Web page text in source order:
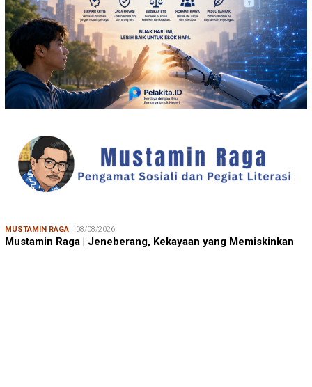
MUSTAMIN RAGA 08/08/2026
Mustamin Raga | Jeneberang, Kekayaan yang Memiskinkan